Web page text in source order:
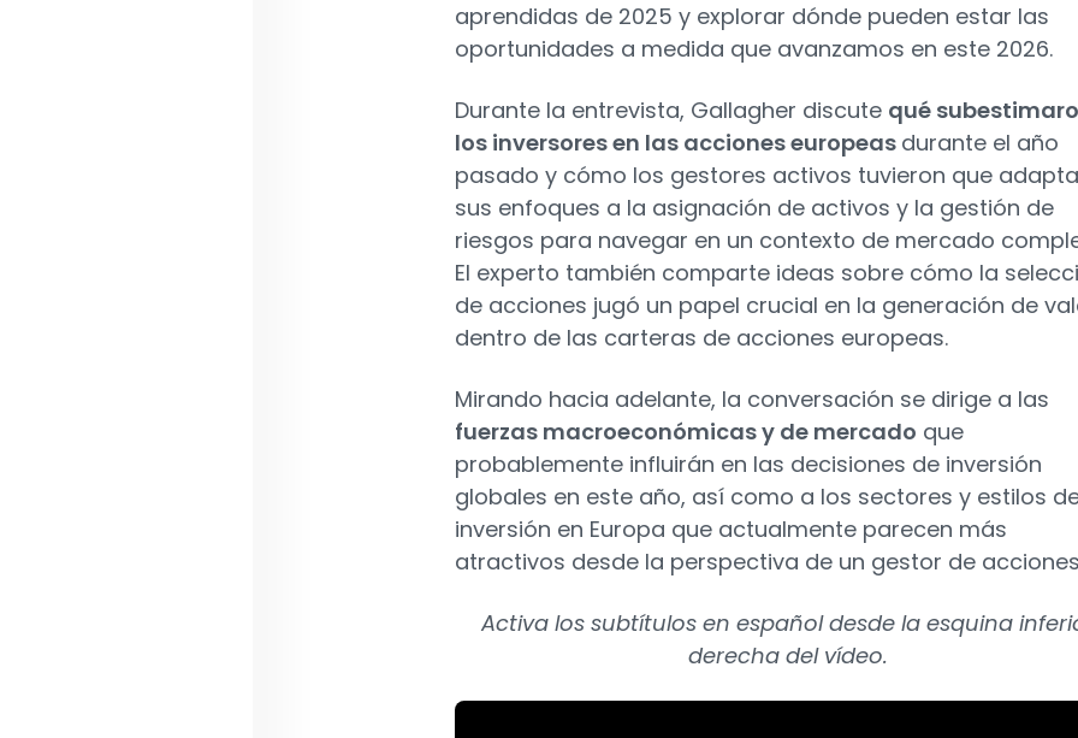
aprendidas de 2025 y explorar dónde pueden estar las
oportunidades a medida que avanzamos en este 2026.
Durante la entrevista, Gallagher discute qué
los inversores en las acciones europeas durante el año
pasado y cómo los gestores activos tuvieron que
sus enfoques a la asignación de activos y la gestión de
riesgos para navegar en un contexto de mercado
El experto también comparte ideas sobre cómo la
de acciones jugó un papel crucial en la generación de
dentro de las carteras de acciones europeas.
Mirando hacia adelante, la conversación se dirige a las
fuerzas macroeconómicas y de mercado que
probablemente influirán en las decisiones de inversión
globales en este año, así como a los sectores y estilos
inversión en Europa que actualmente parecen más
atractivos desde la perspectiva de un gestor de
Activa los subtítulos en español desde la esquina
derecha del vídeo.